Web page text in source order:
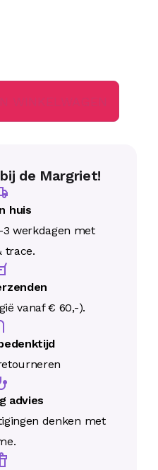
de Margriet!
huis
3 werkdagen met
trace.
vanaf € 60,-).
advies
denken met